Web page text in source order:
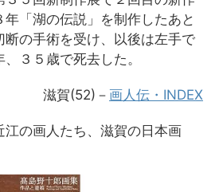
「湖の伝説」を制作したあと
の手術を受け、以後は左手で
３５歳で死去した。
滋賀(52)－ 画人伝・INDEX
の画人たち、滋賀の日本画